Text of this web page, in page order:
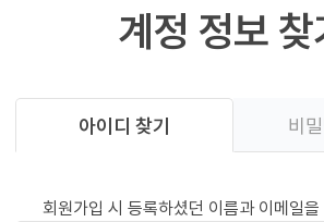
계정 정보 찾
아이디 찾기 비
회원가입 시 등록하셨던 이름과 이메일